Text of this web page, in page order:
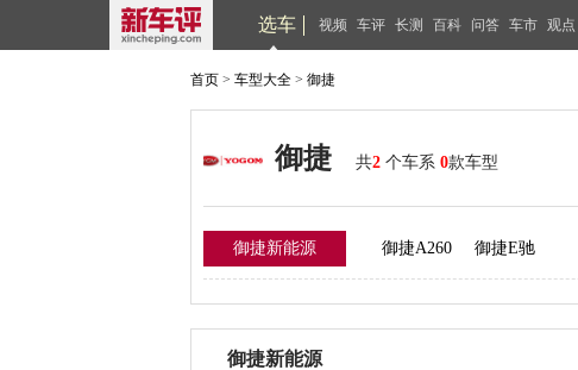
选车 视频 车评 长测 百科 问答 车市 观点
首页 > 车型大全 > 御捷
御捷 共2 个车系 0款车型
御捷新能源 御捷A260 御捷E驰
御捷新能源